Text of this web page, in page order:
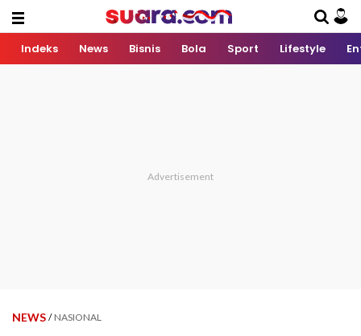
Indeks News Bisnis Bola Sport Lifestyle
NEWS / NASIONAL